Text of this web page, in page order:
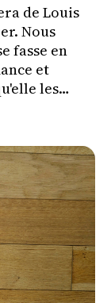
de Louis
Nous
fasse en
et
les